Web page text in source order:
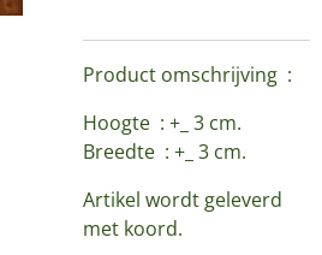
Product omschrijving :
Hoogte : +_ 3 cm.
Breedte : +_ 3 cm.
Artikel wordt geleverd
met koord.